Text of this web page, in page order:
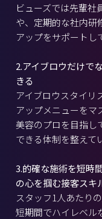
ビューズでは先輩
や、定期的な社内研
アップをサポートし
2.アイブロウだけで
きる
アイブロウスタイリ
アップメニューをマ
美容のプロを目指し
できる体制を整えて
3.的確な施術を短時
の心を掴む接客スキ
スタッフ1人あたり
短期間でハイレベル